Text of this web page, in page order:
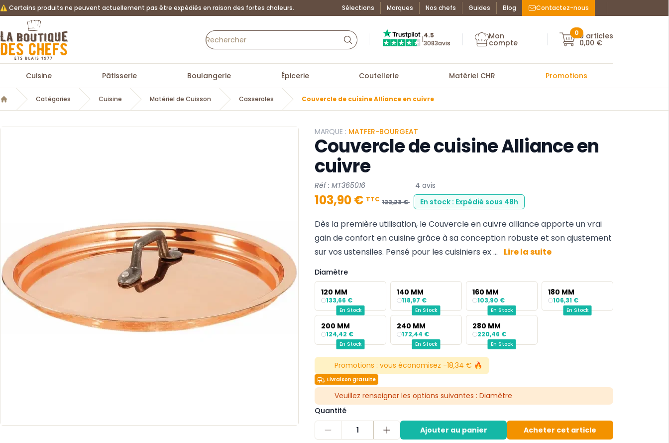
⚠️ Certains produits ne peuvent actuellement pas être expédiés en raison des fortes chaleurs. Sélections Marques Nos chefs Guides Blog Contactez-nous Facebook : La
Instagram :
La Boutique des chefs
Truspilot : La Boutique des chefs
4.5
3083avis Mon compte
Mon
compte Mon compte
00 articles
0,00 €
Cuisine Pâtisserie Boulangerie Épicerie Coutellerie Matériel CHR Promotions
Accueil
Catégories Cuisine Matériel de Cuisson Casseroles Couvercle de cuisine Alliance en cuivre
MARQUE : MATFER-BOURGEAT
Couvercle de cuisine Alliance en
cuivre
Réf : MT365016 4 avis
103,90 € TTC 122,23 € En stock : Expédié sous 48h
Dès la première utilisation, le Couvercle en cuivre alliance apporte un vrai
gain de confort en cuisine grâce à sa conception robuste et son ajustement
sur vos ustensiles. Pensé pour les cuisiniers ex ...
Lire la suite
Diamètre
120 MM
133,66 €
En Stock
140 MM
118,97 €
En Stock
160 MM
103,90 €
En Stock
180 MM
106,31 €
En Stock
200 MM
124,42 €
En Stock
240 MM
172,44 €
En Stock
280 MM
220,46 €
En Stock
Promotions : vous économisez -18,34 € 🔥
Livraison gratuite
Veuillez renseigner les options suivantes : Diamètre
Quantité
1
Ajouter au panier Acheter cet article